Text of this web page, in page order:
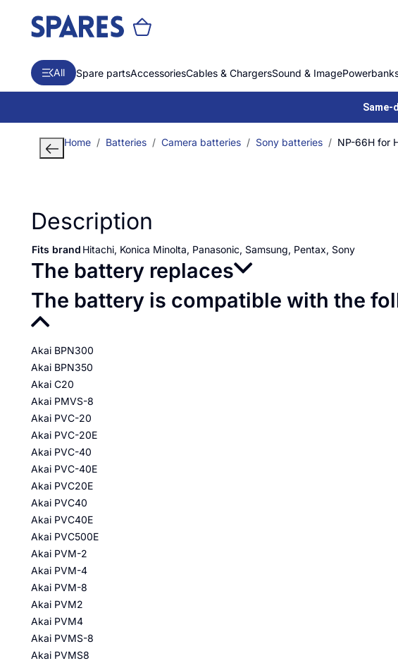
All Spare partsAccessoriesCables & ChargersSound & Image
Same-
Home Batteries Camera batteries Sony batteries NP-66H for
Description
Fits brand Hitachi, Konica Minolta, Panasonic, Samsung, Pentax, Sony
The battery replaces
The battery is compatible with the
Akai BPN300
Akai BPN350
Akai C20
Akai PMVS-8
Akai PVC-20
Akai PVC-20E
Akai PVC-40
Akai PVC-40E
Akai PVC20E
Akai PVC40
Akai PVC40E
Akai PVC500E
Akai PVM-2
Akai PVM-4
Akai PVM-8
Akai PVM2
Akai PVM4
Akai PVMS-8
Akai PVMS8